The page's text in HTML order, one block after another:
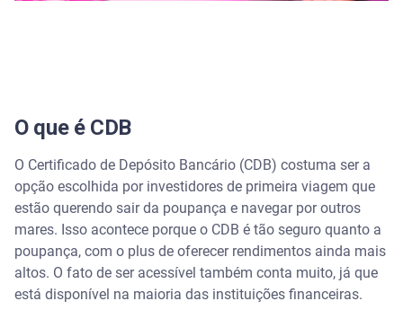
O que é CDB
O Certificado de Depósito Bancário (CDB) costuma ser a
opção escolhida por investidores de primeira viagem que
estão querendo sair da poupança e navegar por outros
mares. Isso acontece porque o CDB é tão seguro quanto a
poupança, com o plus de oferecer rendimentos ainda mais
altos. O fato de ser acessível também conta muito, já que
está disponível na maioria das instituições financeiras.